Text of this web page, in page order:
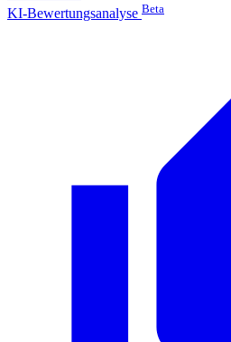
KI-Bewertungsanalyse Beta